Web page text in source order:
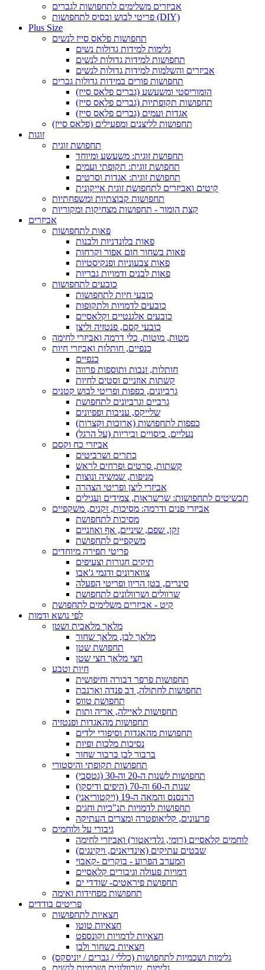
אביזרים משלימים לתחפושות לגברים
פריטי לבוש ובסיס לתחפושות (DIY)
Plus Size
תחפושות פלאס סייז לנשים
גלימות למידות גדולות נשים
תחפושות למידות גדולות לנשים
אביזרים והשלמות למידות גדולות לנשים
תחפושות פורים במידות גדולות גברים
הומוריסטי ומשעשע (גברים פלאס סייז)
תחפושות תקופתיות (גברים פלאס סייז)
אגדות ועמים (גברים פלאס סייז)
תחפושות לליצנים ומפעילים (פלאס סייז)
זוגות
תחפושת זוגית
תחפושת זוגית: משעשע ומיוחד
תחפושת זוגית: תקופתי ועמים
תחפושת זוגית: אגדות וסרטים
קיטים ואביזרים לתחפושת זוגית אייקונית
תחפושות קבוצתיות ומשפחתיות
קצת הומור - תחפושות מצחיקות ומקוריות
אביזרים
פאות לתחפושות
פאות בלונדניות ולבנות
פאות בשחור חום אפור וקרחות
פאות צבעוניות ופנקיסטיות
פאות לבנים ודמויות גבריות
כובעים לתחפושות
כובעי חיות לתחפושות
כובעים לדמויות ולתקופות
כובעים אלגנטיים וקלאסיים
כובעי קסם, פנטזיה וליצן
מטות, מוטות, כלי דרמה ואביזרי לחימה
כנפיים, חותלות ואביזרי חיות
כנפיים
חותלות, זנבות ותוספות פרווה
קשתות אוזניים וסטים לחיות
גרביונים, כפפות ופריטי לבוש קטנים
גרביים וגרביונים לתחפושת
שלייקס, עניבות ופפיונים
כפפות לתחפושות (ארוכות וקצרות)
נעליים, כיסויים וביריות (על הרגל)
אביזרי כח וקסם
כתרים ושרביטים
קשתות, סרטים ופרחים לראש
מניפות, שמשיה ונוצות
אביזרי ליצן ופריטי הצהרה
תכשיטים לתחפושות: שרשראות, צמידים ועגילים
אביזרי פנים ודרמה: מסיכות, זקנים, משקפיים
מסיכות לתחפושת
זקן, שפם, שיניים, אף ואוזניים
משקפיים לתחפושת
פריטי תפירה מיוחדים
תיקים חגורות וצעיפים
צווארונים ודגמי ג'אבו
סינרים, בטן הריון ופריטי הפעלה
שרוולים ושרוולונים לתחפושת
קיט - אביזרים משלימים לתחפושת
לפי נושא ודמות
מלאך מלאכית ושטן
מלאך לבן, מלאך שחור
תחפושת שטן
חצי מלאך חצי שטן
חיות וטבע
תחפושות פרפר דבורה וחיפושית
תחפושות לחתולה, דב פנדה וארנבת
תחפושת טווס
תחפושות לאיילה, אריה ותות
תחפושות מהאגדות ופנטזיה
תחפושות מהאגדות וסיפורי ילדים
נסיכות מלכות ופיות
ברבור לבן ברבור שחור
תחפושות תקופתי והיסטורי
תחפושות לשנות ה-20 וה-30 (גטסבי)
שנות ה-60 וה-70 (היפים ודיסקו)
הרנסנס והמאה ה-19 (ויקטוריאני)
תחפושות לדמויות תנ"כיות וחגים
פרעונים, קליאופטרה ומצרים העתיקה
גיבורי על ולוחמים
לוחמים קלאסיים (רומי, גלדיאטור) ואביזרי לחימה
שבטים עתיקים (אינדיאנים, ויקינגים)
המערב הפרוע - בוקרים -קאבוי
דמויות פעולה וגיבורים קלאסיים
תחפושת פיראטים- שודדי ים
תחפושות מפחידות ואימה
פריטים בודדים
חצאיות לתחפושות
חצאיות טוטו
חצאיות לדמויות וקונספט
חצאיות בשחור ולבן
גלימות ושכמיות לתחפושות (כללי / גברים / יוניסקס)
גלימות, שרוולונים ושכמיות לנשים